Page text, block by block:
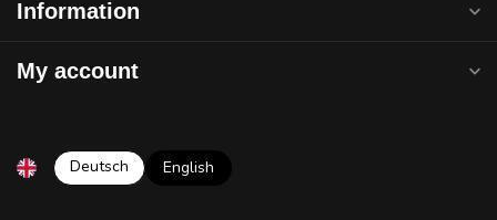
Information
My account
Deutsch English